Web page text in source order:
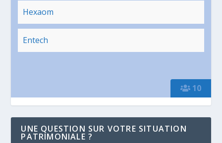
10
Hexaom
Entech
UNE QUESTION SUR VOTRE SITUATION
PATRIMONIALE ?